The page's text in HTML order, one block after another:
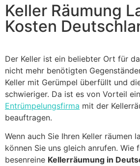
Keller Räumung
Kosten
Der Keller ist ein beliebter Ort für
nicht mehr benötigten
Keller mit Gerümpel überfüllt und
schwieriger. Da ist es von Vorteil
Entrümpelungsfirma mit der
beauftragen.
Wenn auch Sie Ihren Keller räumen
können Sie uns gleich anrufen. Wie
besenreine Kellerräumung in